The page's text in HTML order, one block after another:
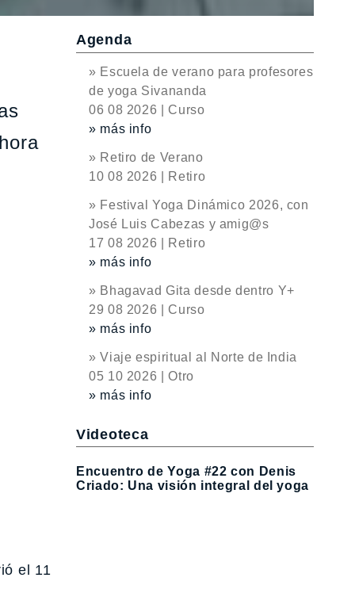
el 11
Agenda
» Escuela de verano para profesores
de yoga Sivananda
06 08 2026 | Curso
» más info
» Retiro de Verano
10 08 2026 | Retiro
» Festival Yoga Dinámico 2026, con
José Luis Cabezas y amig@s
17 08 2026 | Retiro
» más info
» Bhagavad Gita desde dentro Y+
29 08 2026 | Curso
» más info
» Viaje espiritual al Norte de India
05 10 2026 | Otro
» más info
Videoteca
Encuentro de Yoga #22 con Denis
Criado: Una visión integral del yoga